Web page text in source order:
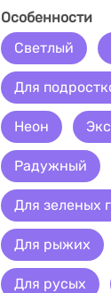
Особенности
Светлый
Для
Неон
Радужный
Для зеленых
Для рыжих
Для русых